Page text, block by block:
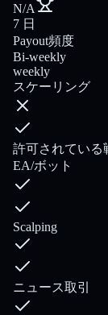
N/A
7 日
Payout頻度
Bi-weekly
weekly
スケーリング
許可されている
EA/ボット
Scalping
ニュース取引